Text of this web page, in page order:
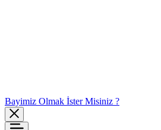
Bayimiz Olmak İster Misiniz ?